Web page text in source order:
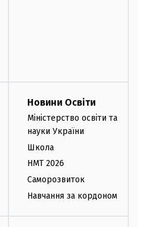
Новини Освіти
Міністерство освіти та
науки України
Школа
НМТ 2026
Саморозвиток
Навчання за кордоном